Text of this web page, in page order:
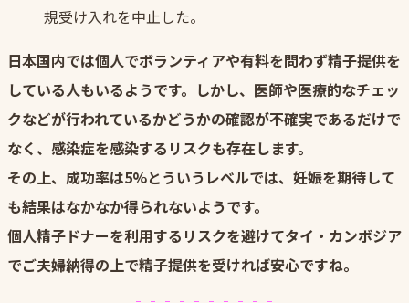
規受け入れを中止した。
日本国内では個人でボランティアや有料を問わず精子提供を
している人もいるようです。 しかし、医師や医療的なチェッ
クなどが行われているかどうかの確認が不確実であるだけで
なく、感染症を感染するリスクも存在します。
その上、成功率は5%とういうレベルでは、妊娠を期待して
も結果はなかなか得られないようです。
個人精子ドナーを利用するリスクを避けてタイ・カンボジア
でご夫婦納得の上で精子提供を受ければ安心ですね。